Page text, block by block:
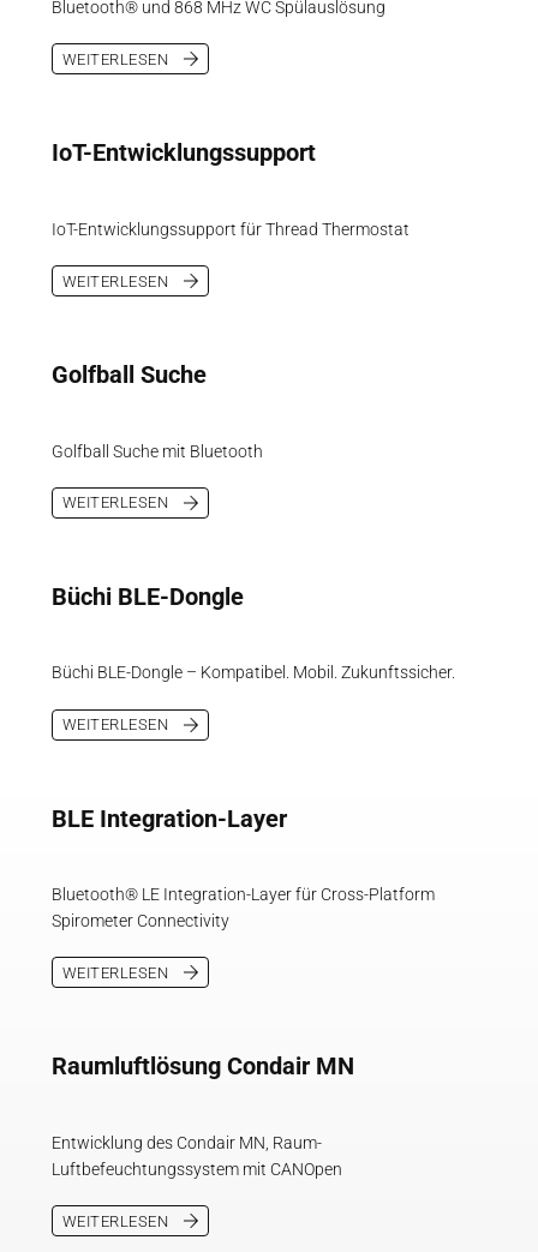
Bluetooth® und 868 MHz WC Spülauslösung
WEITERLESEN
IoT-Entwicklungssupport
IoT-Entwicklungssupport für Thread Thermostat
WEITERLESEN
Golfball Suche
Golfball Suche mit Bluetooth
WEITERLESEN
Büchi BLE-Dongle
Büchi BLE-Dongle – Kompatibel. Mobil. Zukunftssicher.
WEITERLESEN
BLE Integration-Layer
Bluetooth® LE Integration-Layer für Cross-Platform
Spirometer Connectivity
WEITERLESEN
Raumluftlösung Condair MN
Entwicklung des Condair MN, Raum-
Luftbefeuchtungssystem mit CANOpen
WEITERLESEN